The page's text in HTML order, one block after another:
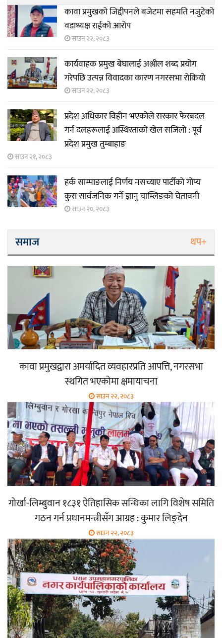
कावा प्रमुखको जिद्दीपनले बजेटमा सहमति नजुटेको
वडाध्यक्ष राईको आरोप
साउन २२, २०८३
कार्यवाहक प्रमुख बेघालाई अश्लील शब्द प्रयोग
गरेपछि उत्पन्न विवादका कारण नगरसभा रोकियो
साउन २२, २०८३
प्रदेश अधिकार विहीन भएकोले सरकार फेरबदल
गर्न दलहरूलाई अस्थिरताको खेल सजिलो : पूर्व
प्रदेश प्रमुख तुम्बाहाङ
साउन २१, २०८३
हर्क साम्पाङलाई निर्णय नसच्याए पार्टीको गोप्य
कुरा सार्वजनिक गर्ने ज्ञानु चाम्लिङको चेतावनी
साउन २०, २०८३
समाज थप+
कावा प्रमुखद्वारा अमर्यादित व्यवहारप्रति आपत्ति, नगरसभा
स्थगित भएकोमा क्षमायाचना
साउन २२, २०८३
गोर्खा-लिम्बुवान १८३१ ऐतिहासिक सन्धिका लागि विशेष समिति
गठन गर्न प्रधानमन्त्रीसँग आग्रह : कुमार लिङ्देन
साउन २२, २०८३